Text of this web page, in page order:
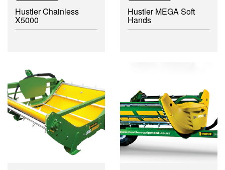
Hustler Chainless
X5000
Hustler MEGA Soft
Hands